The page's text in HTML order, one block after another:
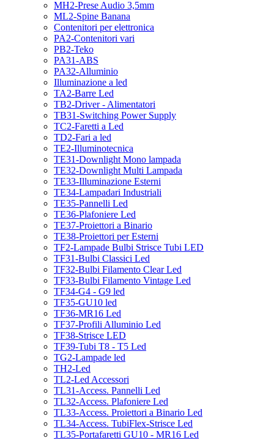
MH2-Prese Audio 3,5mm
ML2-Spine Banana
Contenitori per elettronica
PA2-Contenitori vari
PB2-Teko
PA31-ABS
PA32-Alluminio
Illuminazione a led
TA2-Barre Led
TB2-Driver - Alimentatori
TB31-Switching Power Supply
TC2-Faretti a Led
TD2-Fari a led
TE2-Illuminotecnica
TE31-Downlight Mono lampada
TE32-Downlight Multi Lampada
TE33-Illuminazione Esterni
TE34-Lampadari Industriali
TE35-Pannelli Led
TE36-Plafoniere Led
TE37-Proiettori a Binario
TE38-Proiettori per Esterni
TF2-Lampade Bulbi Strisce Tubi LED
TF31-Bulbi Classici Led
TF32-Bulbi Filamento Clear Led
TF33-Bulbi Filamento Vintage Led
TF34-G4 - G9 led
TF35-GU10 led
TF36-MR16 Led
TF37-Profili Alluminio Led
TF38-Strisce LED
TF39-Tubi T8 - T5 Led
TG2-Lampade led
TH2-Led
TL2-Led Accessori
TL31-Access. Pannelli Led
TL32-Access. Plafoniere Led
TL33-Access. Proiettori a Binario Led
TL34-Access. TubiFlex-Strisce Led
TL35-Portafaretti GU10 - MR16 Led